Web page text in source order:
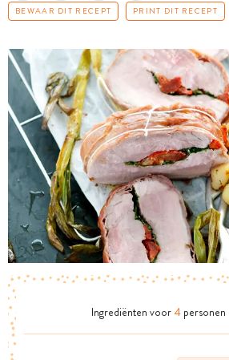
BEWAAR DIT RECEPT PRINT DIT RECEPT
Ingrediënten voor 4 personen